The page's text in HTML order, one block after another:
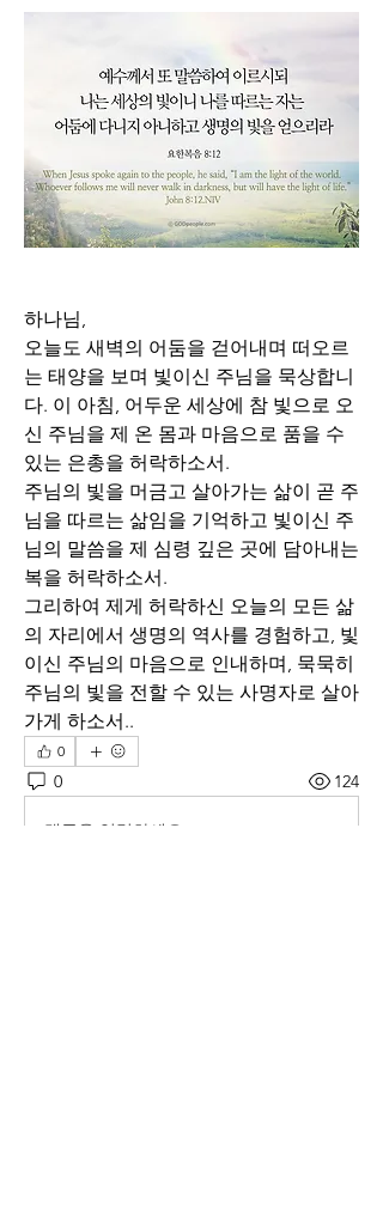
하나님,
오늘도 새벽의 어둠을 걷어내며 떠오르
는 태양을 보며 빛이신 주님을 묵상합니
다. 이 아침, 어두운 세상에 참 빛으로 오
신 주님을 제 온 몸과 마음으로 품을 수
있는 은총을 허락하소서.
주님의 빛을 머금고 살아가는 삶이 곧 주
님을 따르는 삶임을 기억하고 빛이신 주
님의 말씀을 제 심령 깊은 곳에 담아내는
복을 허락하소서.
그리하여 제게 허락하신 오늘의 모든 삶
의 자리에서 생명의 역사를 경험하고, 빛
이신 주님의 마음으로 인내하며, 묵묵히
주님의 빛을 전할 수 있는 사명자로 살아
가게 하소서..
0
0 124
댓글을 입력하세요.